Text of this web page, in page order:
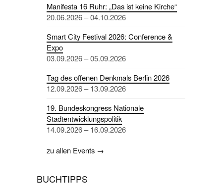
Manifesta 16 Ruhr: „Das ist keine Kirche“
20.06.2026 – 04.10.2026
Smart City Festival 2026: Conference &
Expo
03.09.2026 – 05.09.2026
Tag des offenen Denkmals Berlin 2026
12.09.2026 – 13.09.2026
19. Bundeskongress Nationale
Stadtentwicklungspolitik
14.09.2026 – 16.09.2026
zu allen Events →
BUCHTIPPS